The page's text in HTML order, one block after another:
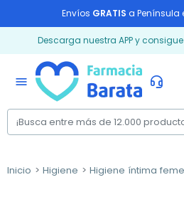
Envíos GRATIS a Península
Descarga nuestra APP y consigue
menu
Inicio Higiene Higiene íntima